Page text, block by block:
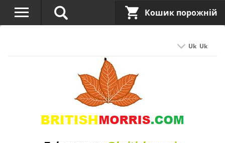
Uk Uk
Кошик порожній